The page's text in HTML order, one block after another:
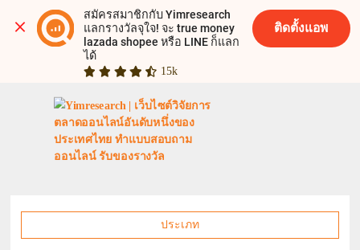
สมัครสมาชิกกับ Yimresearch
แลกรางวัลจุใจ! จะ true money
lazada shopee หรือ LINE ก็แลก
ได้
15k
ติดตั้งแอพ
ประเภท